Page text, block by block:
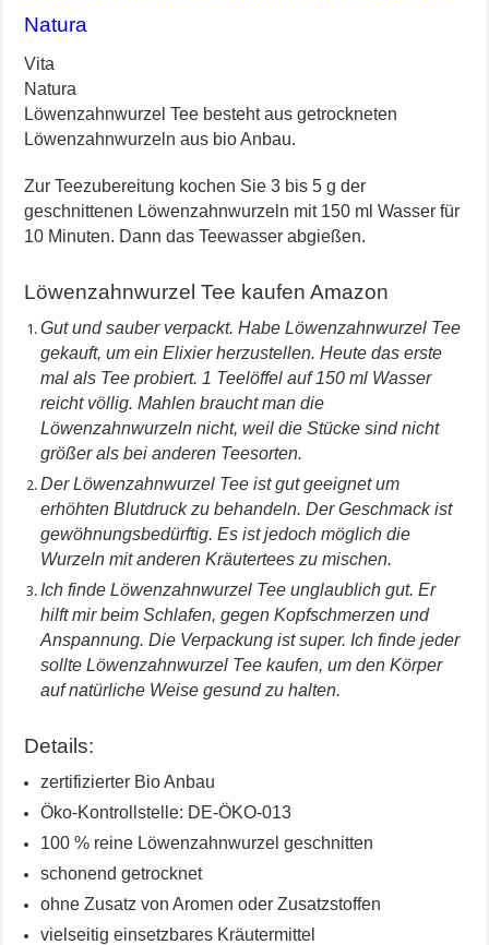
Natura
Vita
Natura
Löwenzahnwurzel Tee besteht aus getrockneten
Löwenzahnwurzeln aus bio Anbau.
Zur Teezubereitung kochen Sie 3 bis 5 g der
geschnittenen Löwenzahnwurzeln mit 150 ml Wasser für
10 Minuten. Dann das Teewasser abgießen.
Löwenzahnwurzel Tee kaufen Amazon
Gut und sauber verpackt. Habe Löwenzahnwurzel Tee
gekauft, um ein Elixier herzustellen. Heute das erste
mal als Tee probiert. 1 Teelöffel auf 150 ml Wasser
reicht völlig. Mahlen braucht man die
Löwenzahnwurzeln nicht, weil die Stücke sind nicht
größer als bei anderen Teesorten.
Der Löwenzahnwurzel Tee ist gut geeignet um
erhöhten Blutdruck zu behandeln. Der Geschmack ist
gewöhnungsbedürftig. Es ist jedoch möglich die
Wurzeln mit anderen Kräutertees zu mischen.
Ich finde Löwenzahnwurzel Tee unglaublich gut. Er
hilft mir beim Schlafen, gegen Kopfschmerzen und
Anspannung. Die Verpackung ist super. Ich finde jeder
sollte Löwenzahnwurzel Tee kaufen, um den Körper
auf natürliche Weise gesund zu halten.
Details:
zertifizierter Bio Anbau
Öko-Kontrollstelle: DE-ÖKO-013
100 % reine Löwenzahnwurzel geschnitten
schonend getrocknet
ohne Zusatz von Aromen oder Zusatzstoffen
vielseitig einsetzbares Kräutermittel